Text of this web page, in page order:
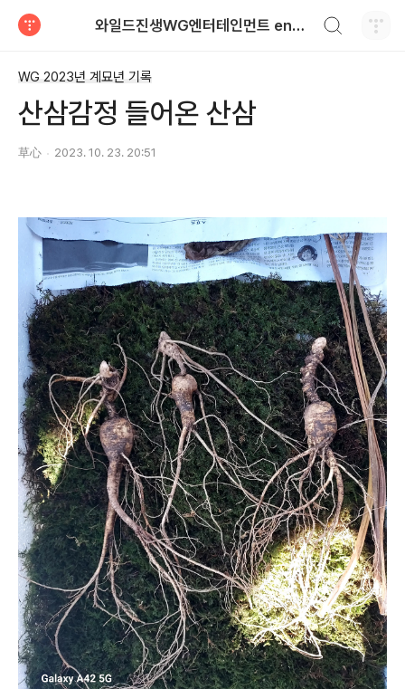
와일드진생WG엔터테인먼트 entertainment
WG 2023년 계묘년 기록
산삼감정 들어온 산삼
草心 2023. 10. 23. 20:51